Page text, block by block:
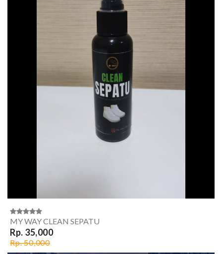
MY WAY CLEAN SEPATU
Rp. 35,000
Rp. 50,000